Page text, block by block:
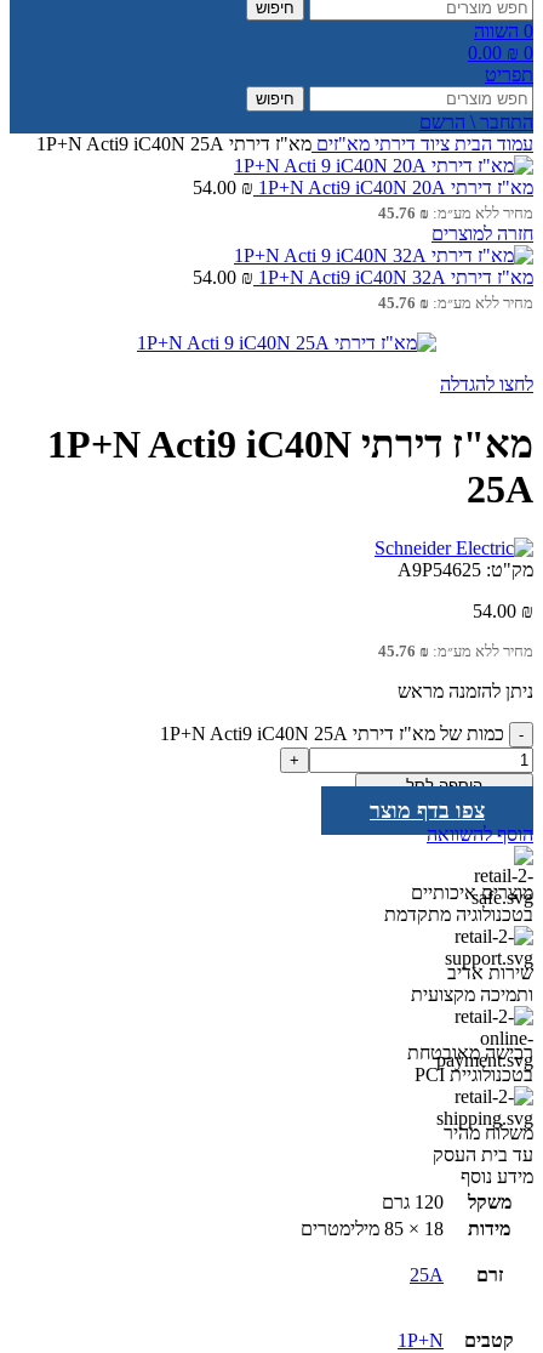
חיפוש
0 השווה
0
0.00 ₪
תפריט
חיפוש
התחבר \ הרשם
עמוד הבית ציוד דירתי מא"זים מא"ז דירתי 1P+N Acti9 iC40N 25A
מא"ז דירתי 1P+N Acti9 iC40N 20A 54.00 ₪
מחיר ללא מע״מ: 45.76 ₪
חזרה למוצרים
מא"ז דירתי 1P+N Acti9 iC40N 32A 54.00 ₪
מחיר ללא מע״מ: 45.76 ₪
לחצו להגדלה
מא"ז דירתי 1P+N Acti9 iC40N
25A
מק"ט: A9P54625
54.00 ₪
מחיר ללא מע״מ: 45.76 ₪
ניתן להזמנה מראש
כמות של מא"ז דירתי 1P+N Acti9 iC40N 25A
הוספה לסל
צפו בדף מוצר
הוסף להשוואה
מוצרים איכותיים
בטכנולוגיה מתקדמת
שירות אדיב
ותמיכה מקצועית
רכישה מאובטחת
בטכנולוגיית PCI
משלוח מהיר
עד בית העסק
מידע נוסף
משקל
120 גרם
מידות
18 × 85 מילימטרים
זרם 25A
קטבים 1P+N